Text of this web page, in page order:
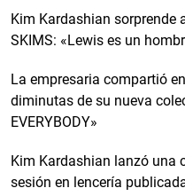
Kim Kardashian sorprende
SKIMS: «Lewis es un
La empresaria compartió
diminutas de su nueva
EVERYBODY»
Kim Kardashian lanzó una
sesión en lencería